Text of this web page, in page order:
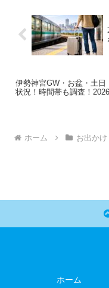
伊勢神宮GW・お盆・土日
状況！時間帯も調査！
ホーム お出かけ
ホーム